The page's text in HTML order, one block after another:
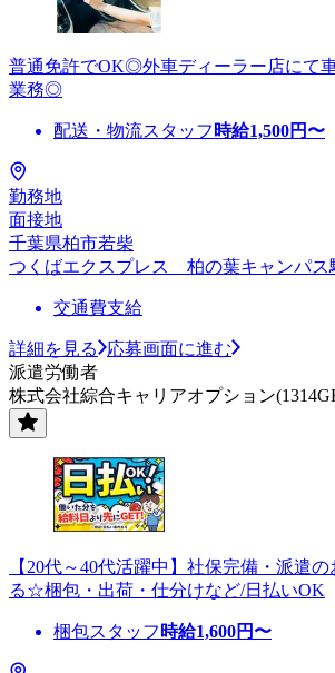
普通免許でOK◎外車ディーラー店にて
業務◎
配送・物流スタッフ 時給1,500円〜
勤務地
面接地
千葉県柏市若柴
つくばエクスプレス 柏の葉キャンパス
交通費支給
詳細を見る
応募画面に進む
派遣労働者
株式会社綜合キャリアオプション
【20代～40代活躍中】社保完備・派遣
る☆梱包・出荷・仕分けなど/日払いOK
梱包スタッフ 時給1,600円〜